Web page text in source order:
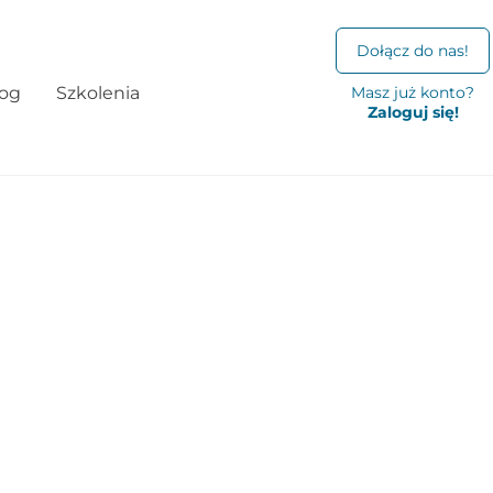
Szkolenia
Dołącz do nas!
Masz już konto?
Zaloguj się!